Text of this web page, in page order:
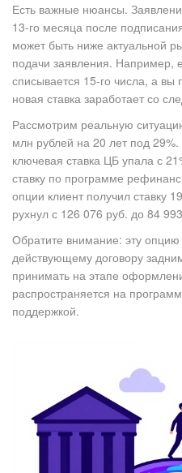
Есть важные нюансы.
13-го месяца после
может быть ниже актуальной
подачи заявления.
списывается 15-го числа, а
новая ставка заработает со
Рассмотрим реальную
млн рублей на 20 лет под
ключевая ставка ЦБ упала с
ставку по программе
опции клиент получил ставку
рухнул с 126 076 руб. до 84
Обратите внимание: эту опцию
действующему договору
принимать на этапе
распространяется на
поддержкой.